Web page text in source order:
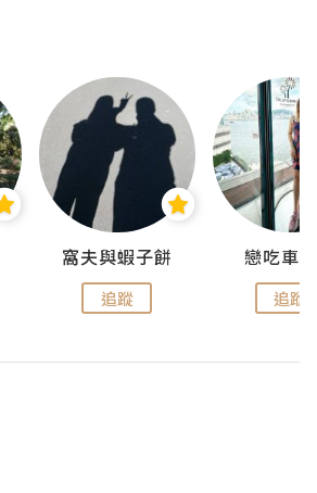
窩夫與蝦子餅
追蹤
戀吃車
追蹤